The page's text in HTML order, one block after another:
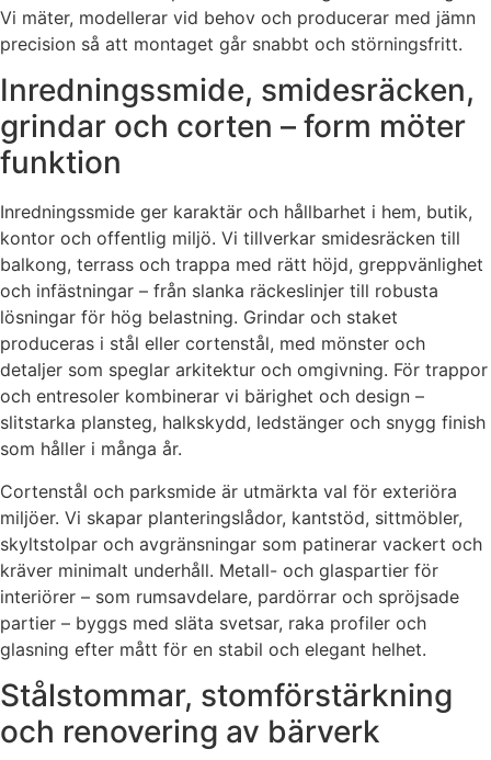
Vi mäter, modellerar vid behov och producerar med jämn
precision så att montaget går snabbt och störningsfritt.
Inredningssmide, smidesräcken,
grindar och corten – form möter
funktion
Inredningssmide ger karaktär och hållbarhet i hem, butik,
kontor och offentlig miljö. Vi tillverkar smidesräcken till
balkong, terrass och trappa med rätt höjd, greppvänlighet
och infästningar – från slanka räckeslinjer till robusta
lösningar för hög belastning. Grindar och staket
produceras i stål eller cortenstål, med mönster och
detaljer som speglar arkitektur och omgivning. För trappor
och entresoler kombinerar vi bärighet och design –
slitstarka plansteg, halkskydd, ledstänger och snygg finish
som håller i många år.
Cortenstål och parksmide är utmärkta val för exteriöra
miljöer. Vi skapar planteringslådor, kantstöd, sittmöbler,
skyltstolpar och avgränsningar som patinerar vackert och
kräver minimalt underhåll. Metall- och glaspartier för
interiörer – som rumsavdelare, pardörrar och spröjsade
partier – byggs med släta svetsar, raka profiler och
glasning efter mått för en stabil och elegant helhet.
Stålstommar, stomförstärkning
och renovering av bärverk